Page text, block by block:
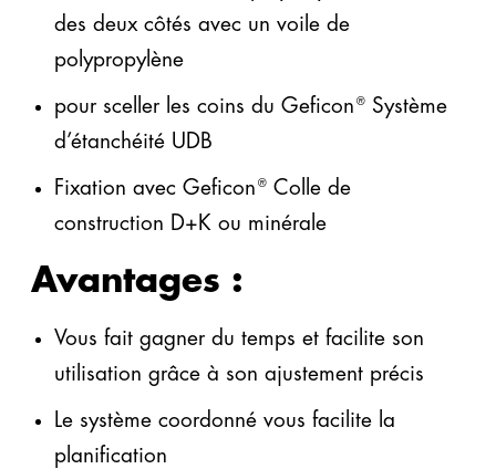
Geficon® La baignoire bleue
AU SYSTÈME GEFICON®
Gefitas® RS
AU SYSTÈME GEFITAS®
des deux côtés avec un voile de
polypropylène
pour sceller les coins du Geficon ®
Système
d’étanchéité UDB
Fixation avec Geficon ® Colle de
construction D+K ou minérale
Avantages :
Vous fait gagner du temps et facilite son
utilisation grâce à son ajustement précis
Le système coordonné vous facilite la
planification
TOUS INTERLOCUTEUR